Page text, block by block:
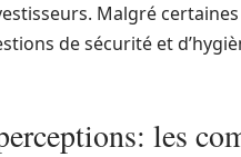
Malgré
de sécurité et
les